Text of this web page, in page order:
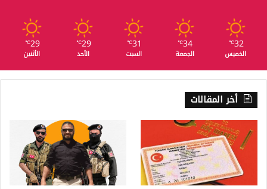
32
℃
الخميس
34
℃
الجمعة
31
℃
السبت
29
℃
الأحد
29
℃
الأثنين
أخر المقالات